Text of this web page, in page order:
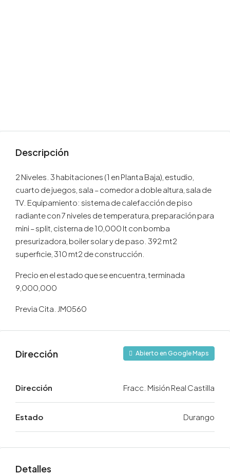
Descripción
2 Niveles. 3 habitaciones (1 en Planta Baja), estudio,
cuarto de juegos, sala – comedor a doble altura, sala de
TV. Equipamiento: sistema de calefacción de piso
radiante con 7 niveles de temperatura, preparación para
mini – split, cisterna de 10,000 lt con bomba
presurizadora, boiler solar y de paso. 392 mt2
superficie, 310 mt2 de construcción.
Precio en el estado que se encuentra, terminada
9,000,000
Previa Cita. JM0560
Dirección Abierto en Google Maps
Dirección Fracc. Misión Real Castilla
Estado Durango
Detalles